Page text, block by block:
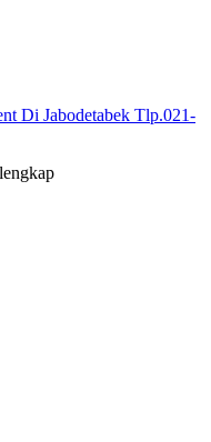
Di Jabodetabek Tlp.021-